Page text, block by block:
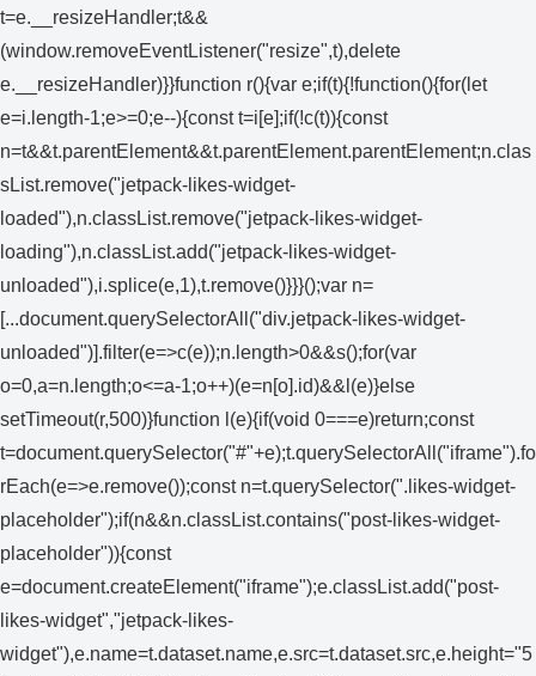
t=e.__resizeHandler;t&&
(window.removeEventListener("resize",t),delete
e.__resizeHandler)}}function r(){var e;if(t){!function(){for(let
e=i.length-1;e>=0;e--){const t=i[e];if(!c(t)){const
n=t&&t.parentElement&&t.parentElement.parentElement;n.clas
sList.remove("jetpack-likes-widget-
loaded"),n.classList.remove("jetpack-likes-widget-
loading"),n.classList.add("jetpack-likes-widget-
unloaded"),i.splice(e,1),t.remove()}}}();var n=
[...document.querySelectorAll("div.jetpack-likes-widget-
unloaded")].filter(e=>c(e));n.length>0&&s();for(var
o=0,a=n.length;o<=a-1;o++)(e=n[o].id)&&l(e)}else
setTimeout(r,500)}function l(e){if(void 0===e)return;const
t=document.querySelector("#"+e);t.querySelectorAll("iframe").fo
rEach(e=>e.remove());const n=t.querySelector(".likes-widget-
placeholder");if(n&&n.classList.contains("post-likes-widget-
placeholder")){const
e=document.createElement("iframe");e.classList.add("post-
likes-widget","jetpack-likes-
widget"),e.name=t.dataset.name,e.src=t.dataset.src,e.height="5